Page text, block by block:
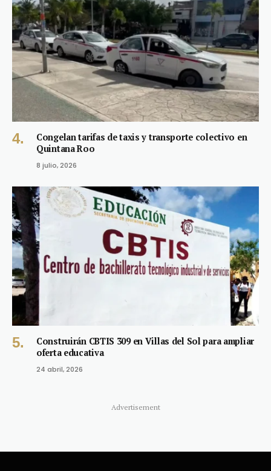
Congelan tarifas de taxis y transporte colectivo en
Quintana Roo
8 julio, 2026
Construirán CBTIS 309 en Villas del Sol para ampliar
oferta educativa
24 abril, 2026
Advertisement